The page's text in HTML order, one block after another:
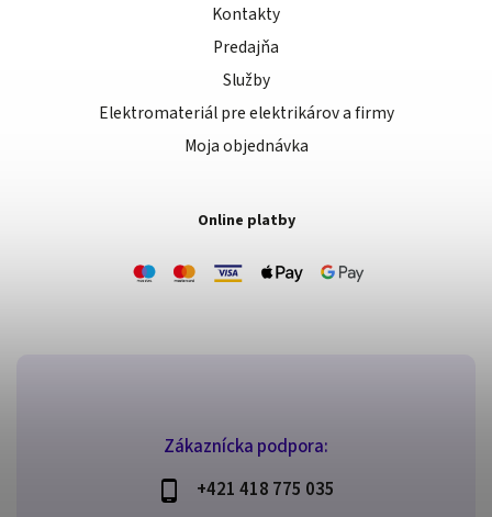
Zákaznícka podpora:
+421 418 775 035
Kontakty
Predajňa
Služby
Elektromateriál pre elektrikárov a firmy
Moja objednávka
Online platby